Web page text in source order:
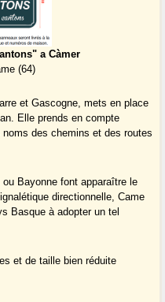
a Càmer
(64)
et Gascogne, mets en place
Elle prends en compte
noms des chemins et des routes
Bayonne font apparaître le
directionnelle, Came
Basque à adopter un tel
et de taille bien réduite